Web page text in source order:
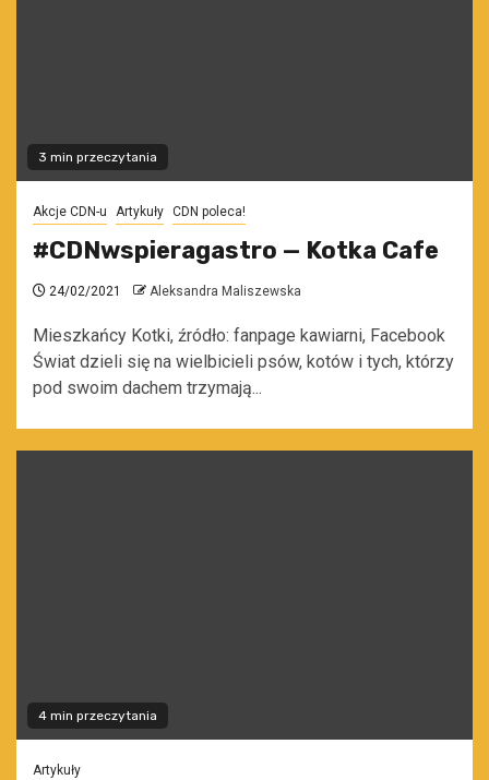
3 min przeczytania
Akcje CDN-u Artykuły CDN poleca!
#CDNwspieragastro — Kotka Cafe
24/02/2021 Aleksandra Maliszewska
Mieszkańcy Kotki, źródło: fanpage kawiarni, Facebook
Świat dzieli się na wielbicieli psów, kotów i tych, którzy
pod swoim dachem trzymają...
4 min przeczytania
Artykuły